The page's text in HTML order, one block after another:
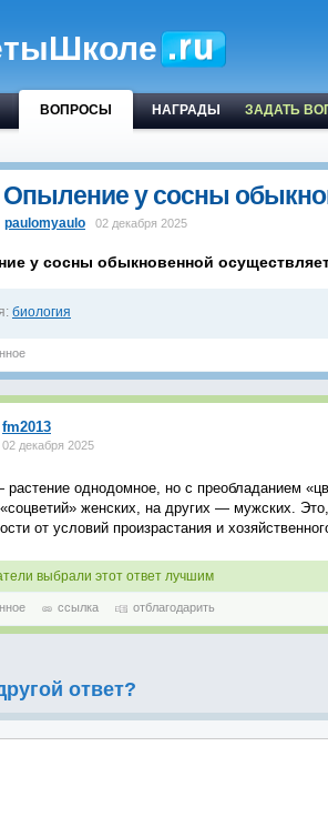
ВОПРОСЫ НАГРАДЫ ЗАДАТЬ
Опыление у сосны
paulomyaulo 02 декабря 2025
у сосны обыкновенной
биология
fm2013
02 декабря 2025
однодомное, но с преобладанием
женских, на других — мужских.
от условий произрастания и
выбрали этот ответ лучшим
ссылка отблагодарить
ответ?